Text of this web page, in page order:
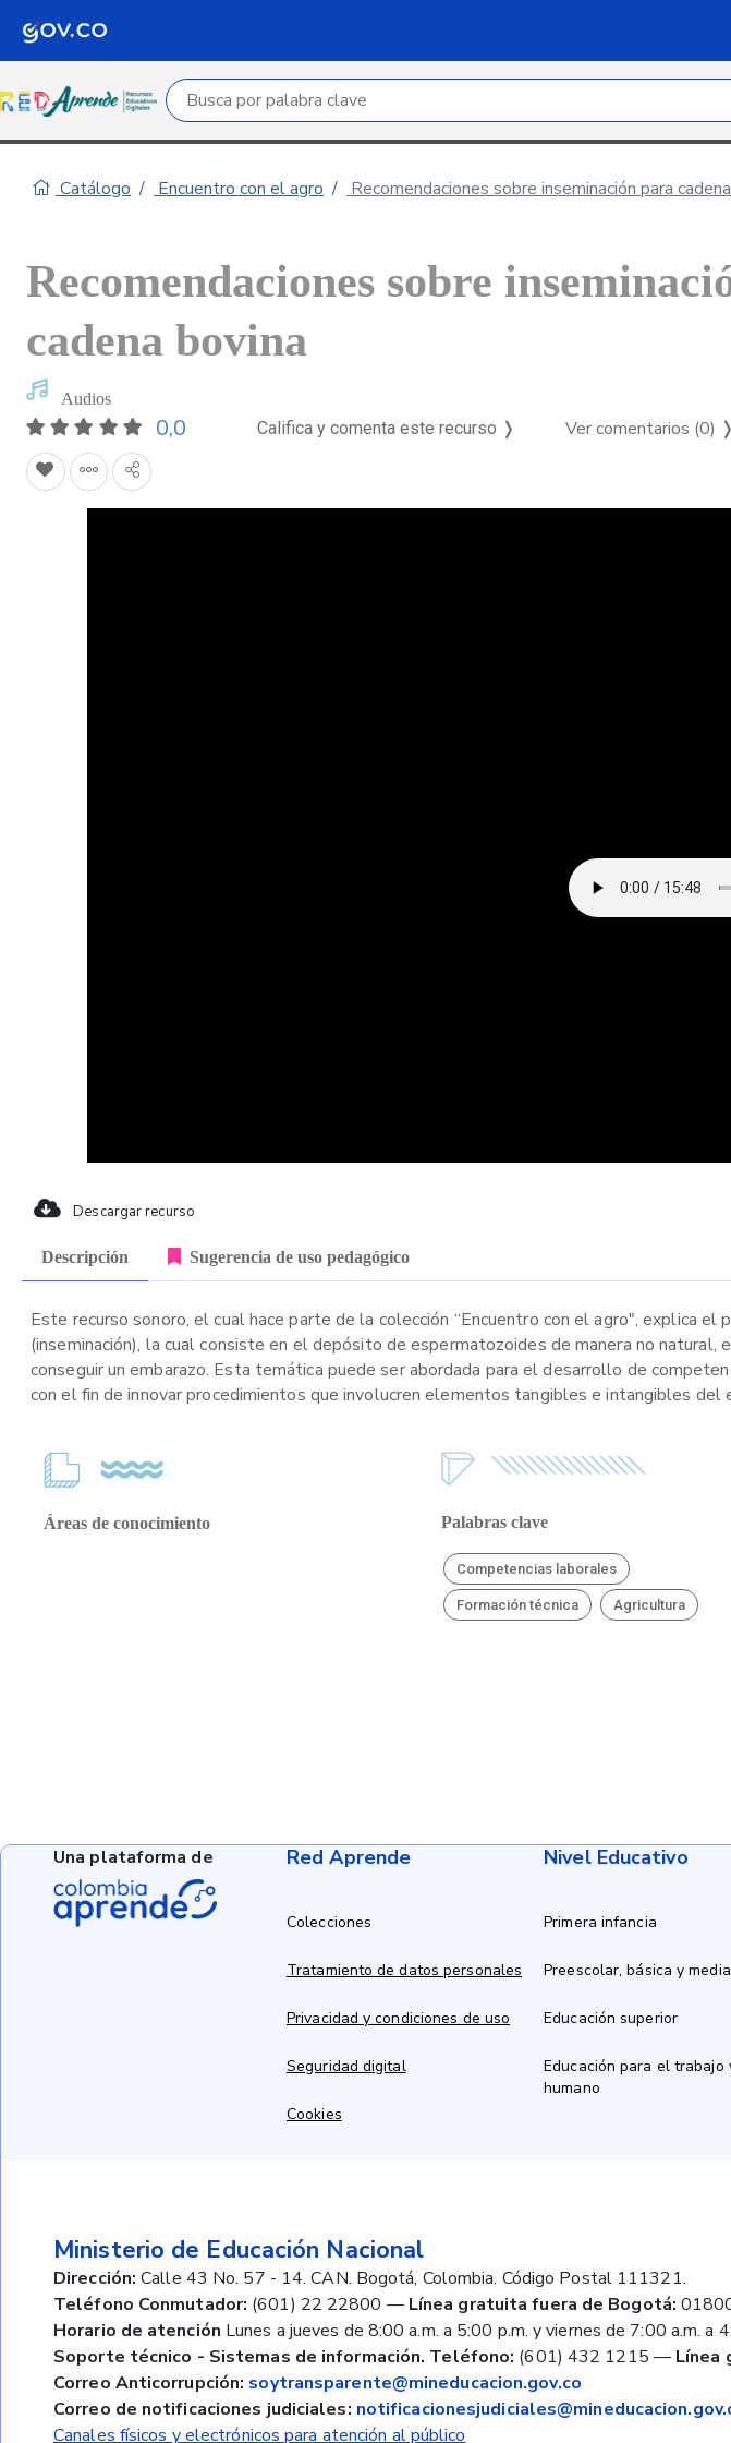
Campo de búsqueda por palabra clave
Catálogo Encuentro con el agro Recomendaciones sobre inseminación para
Recomendaciones sobre
cadena bovina
Audios
0,0 Califica y comenta este recurso ❭ Ver comentarios (0) ❭
Descargar recurso
Descripción Sugerencia de uso pedagógico
Este recurso sonoro, el cual hace parte de la colección “Encuentro con el agro", explica
(inseminación), la cual consiste en el depósito de espermatozoides de manera no
conseguir un embarazo. Esta temática puede ser abordada para el desarrollo de
con el fin de innovar procedimientos que involucren elementos tangibles e intangibles del
Áreas de conocimiento Palabras clave
Competencias laborales
Formación técnica Agricultura
Red Aprende
Colecciones
Tratamiento de datos personales
Privacidad y condiciones de uso
Seguridad digital
Cookies
Nivel Educativo
Primera infancia
Preescolar, básica y media
Educación superior
Educación para el trabajo
humano
Ministerio de Educación Nacional
Dirección: Calle 43 No. 57 - 14. CAN. Bogotá, Colombia. Código Postal 111321.
Teléfono Conmutador: (601) 22 22800 — Línea gratuita fuera de Bogotá:
Horario de atención Lunes a jueves de 8:00 a.m. a 5:00 p.m. y viernes de 7:00 a.m. a
Soporte técnico - Sistemas de información. Teléfono: (601) 432 1215 — Línea
Correo Anticorrupción: soytransparente@mineducacion.gov.co
Correo de notificaciones judiciales:
Canales físicos y electrónicos para atención al público
Una plataforma de